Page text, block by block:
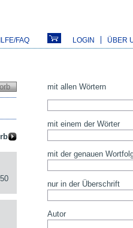
FAQ LOGIN ÜBER
50
mit allen Wörtern
mit einem der Wörter
mit der genauen
nur in der Überschrift
Autor